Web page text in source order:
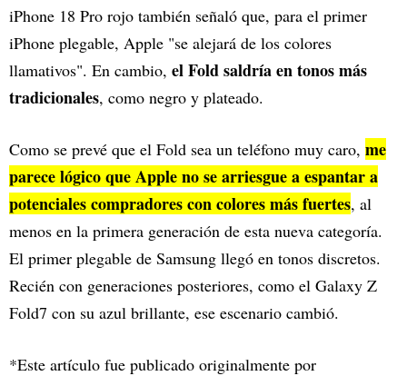
iPhone 18 Pro rojo también señaló que, para el primer
iPhone plegable, Apple "se alejará de los colores
llamativos". En cambio, el Fold saldría en tonos más
tradicionales, como negro y plateado.
Como se prevé que el Fold sea un teléfono muy caro, me
parece lógico que Apple no se arriesgue a espantar a
potenciales compradores con colores más fuertes, al
menos en la primera generación de esta nueva categoría.
El primer plegable de Samsung llegó en tonos discretos.
Recién con generaciones posteriores, como el Galaxy Z
Fold7 con su azul brillante, ese escenario cambió.
*Este artículo fue publicado originalmente por